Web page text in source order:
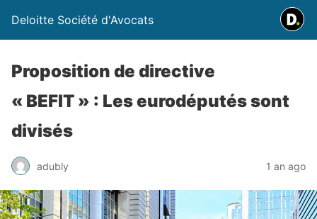
Deloitte Société d'Avocats
Proposition de directive
« BEFIT » : Les eurodéputés sont
divisés
adubly 1 an ago